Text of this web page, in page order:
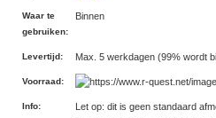
Waar te
gebruiken:
Binnen
Levertijd : Max. 5 werkdagen (99% wordt
Voorraad :
Info:
Let op: dit is geen standaard